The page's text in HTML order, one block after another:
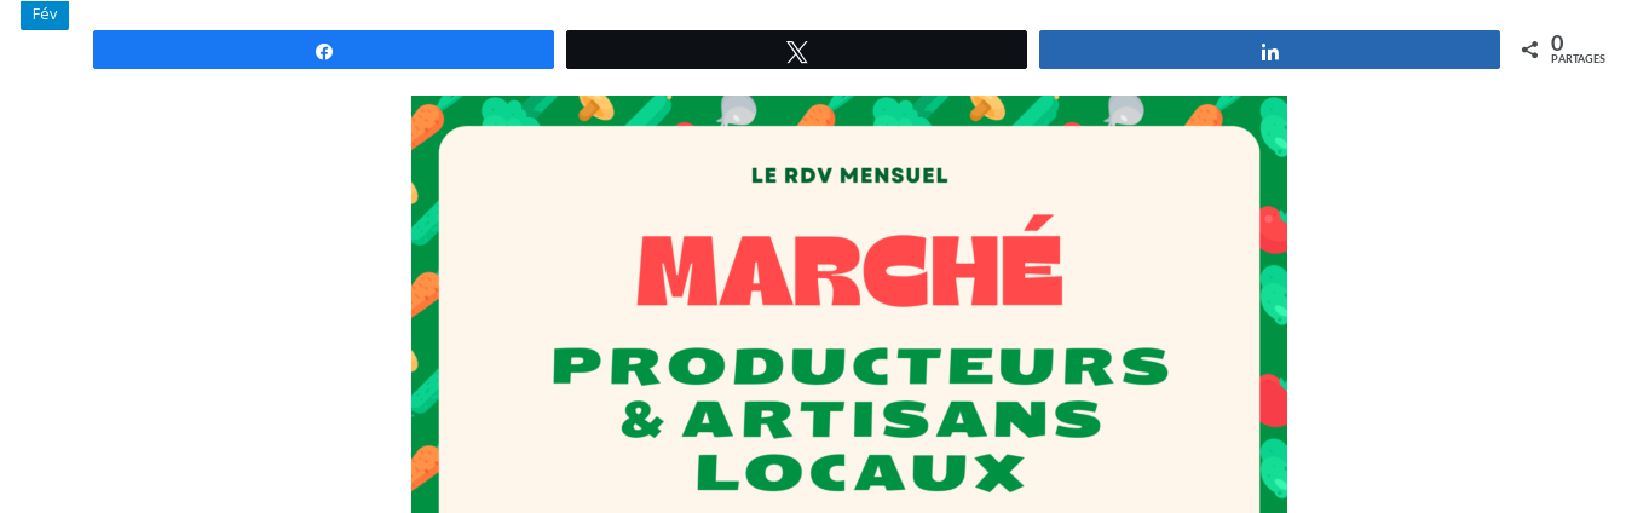
Fév
0
PARTAGES